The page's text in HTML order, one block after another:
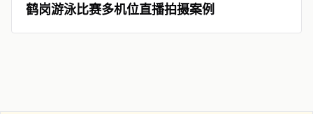
鹤岗游泳比赛多机位直播拍摄案例